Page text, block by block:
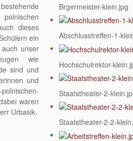
dieses
ein
unser
wie
sind und
und
waren
Urbasik.
Brgermeister-klein.jpg
Abschlusstreffen-1-
Hochschulrektor-
Staatstheater-2-
Staatstheater-2-2-